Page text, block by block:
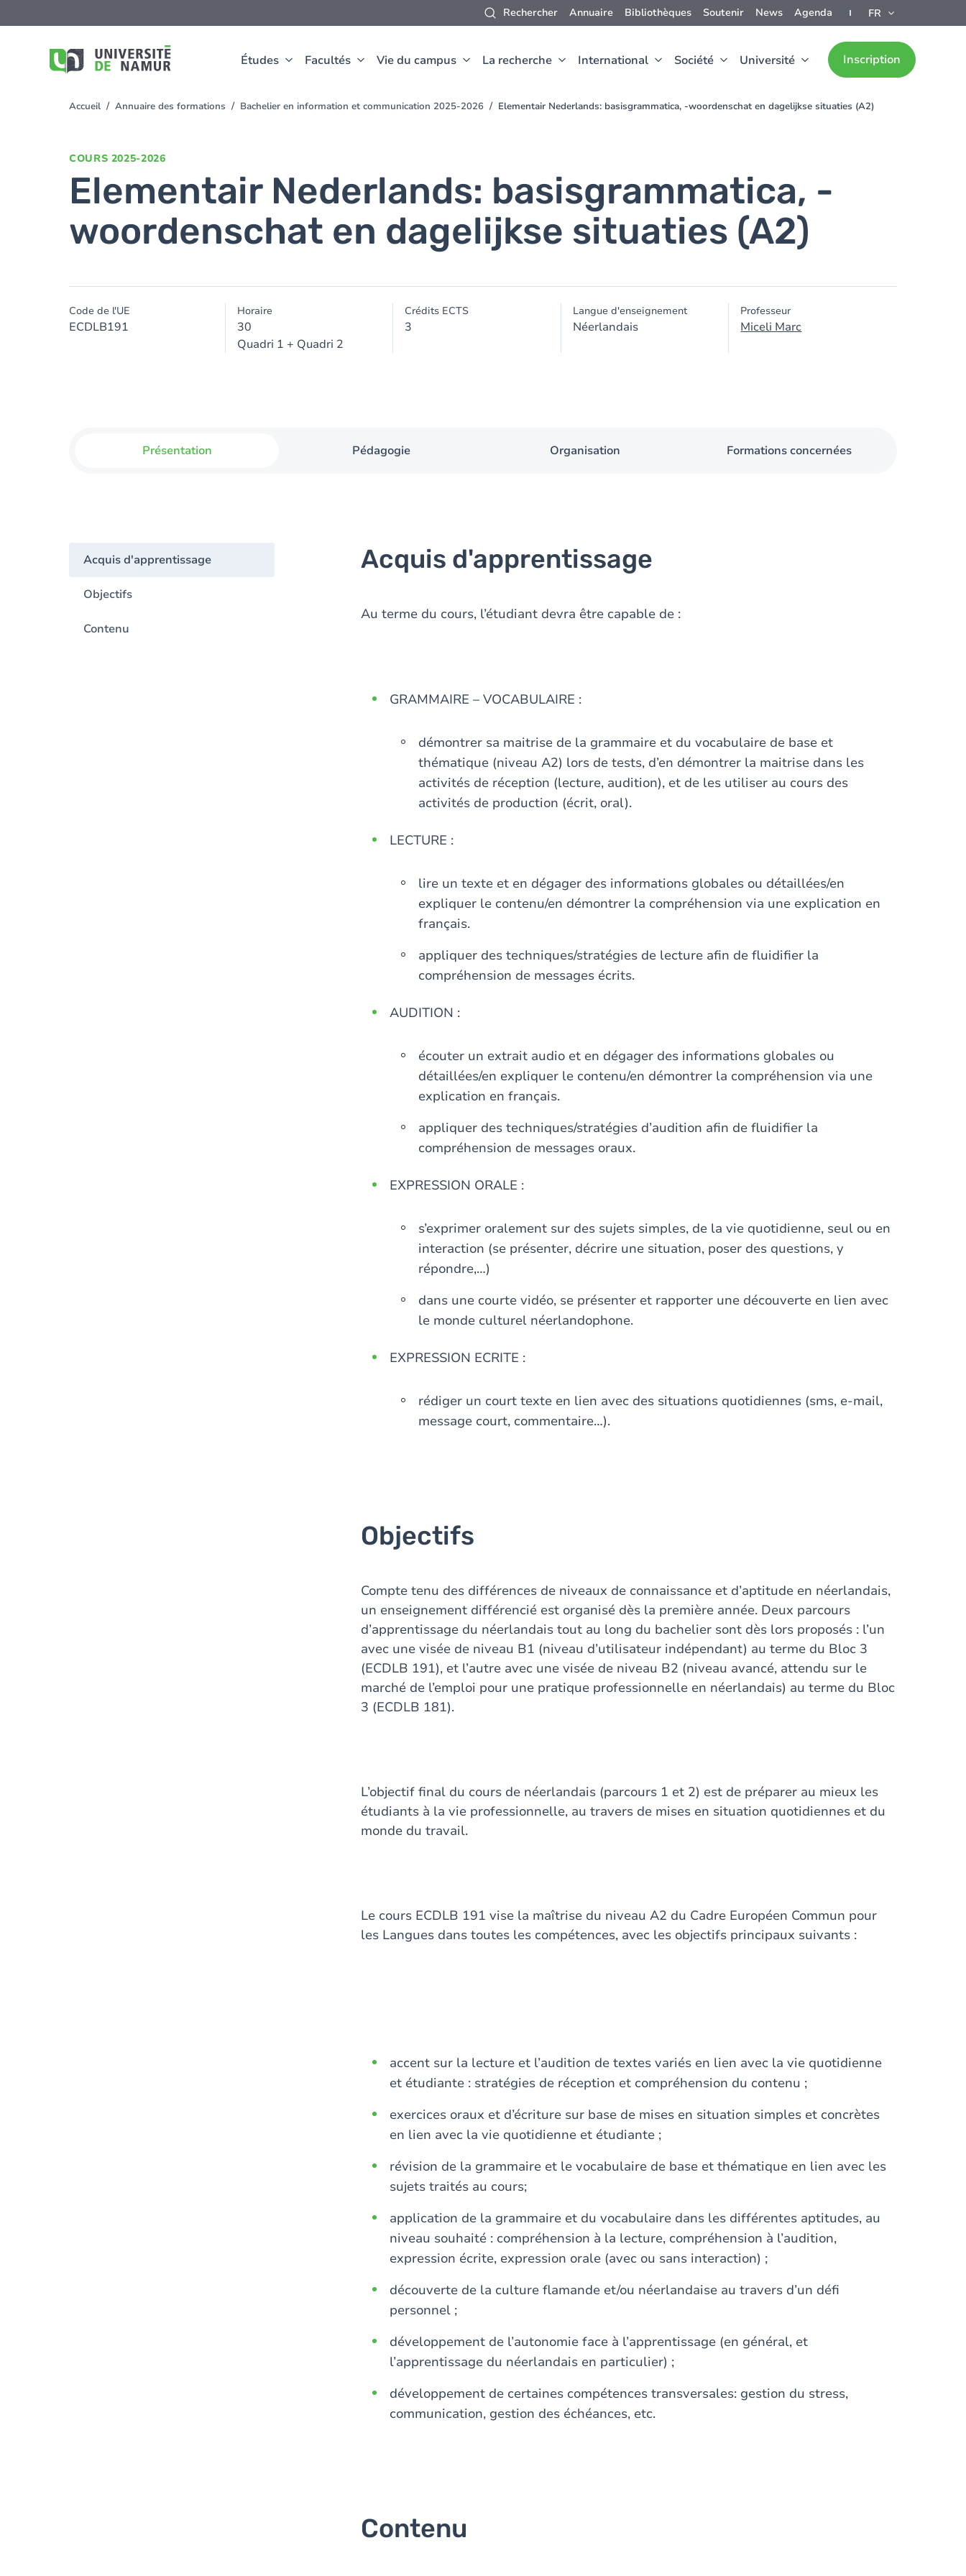
Rechercher Annuaire Bibliothèques Soutenir News Agenda FR
Études Facultés Vie du campus La recherche International Société Université Inscription
au
You
Accueil Annuaire des formations Bachelier en information et communication 2025-2026 Elementair Nederlands: basisgrammatica, -woordenschat en dagelijkse situaties (A2)
COURS 2025-2026
Elementair Nederlands: basisgrammatica, -
woordenschat en dagelijkse situaties (A2)
Code de l'UE
ECDLB191
Horaire
30
Quadri 1 + Quadri 2
Crédits ECTS
3
Langue d'enseignement
Néerlandais
Professeur
Miceli Marc
Présentation Pédagogie Organisation Formations concernées
Acquis d'apprentissage
Objectifs
Contenu
Acquis d'apprentissage
Au terme du cours, l’étudiant devra être capable de :
GRAMMAIRE – VOCABULAIRE :
démontrer sa maitrise de la grammaire et du vocabulaire de base et
thématique (niveau A2) lors de tests, d’en démontrer la maitrise dans les
activités de réception (lecture, audition), et de les utiliser au cours des
activités de production (écrit, oral).
LECTURE :
lire un texte et en dégager des informations globales ou détaillées/en
expliquer le contenu/en démontrer la compréhension via une explication en
français.
appliquer des techniques/stratégies de lecture afin de fluidifier la
compréhension de messages écrits.
AUDITION :
écouter un extrait audio et en dégager des informations globales ou
détaillées/en expliquer le contenu/en démontrer la compréhension via une
explication en français.
appliquer des techniques/stratégies d’audition afin de fluidifier la
compréhension de messages oraux.
EXPRESSION ORALE :
s’exprimer oralement sur des sujets simples, de la vie quotidienne, seul ou en
interaction (se présenter, décrire une situation, poser des questions, y
répondre,…)
dans une courte vidéo, se présenter et rapporter une découverte en lien avec
le monde culturel néerlandophone.
EXPRESSION ECRITE :
rédiger un court texte en lien avec des situations quotidiennes (sms, e-mail,
message court, commentaire…).
Objectifs
Compte tenu des différences de niveaux de connaissance et d’aptitude en néerlandais,
un enseignement différencié est organisé dès la première année. Deux parcours
d’apprentissage du néerlandais tout au long du bachelier sont dès lors proposés : l’un
avec une visée de niveau B1 (niveau d’utilisateur indépendant) au terme du Bloc 3
(ECDLB 191), et l’autre avec une visée de niveau B2 (niveau avancé, attendu sur le
marché de l’emploi pour une pratique professionnelle en néerlandais) au terme du Bloc
3 (ECDLB 181).
L’objectif final du cours de néerlandais (parcours 1 et 2) est de préparer au mieux les
étudiants à la vie professionnelle, au travers de mises en situation quotidiennes et du
monde du travail.
Le cours ECDLB 191 vise la maîtrise du niveau A2 du Cadre Européen Commun pour
les Langues dans toutes les compétences, avec les objectifs principaux suivants :
accent sur la lecture et l’audition de textes variés en lien avec la vie quotidienne
et étudiante : stratégies de réception et compréhension du contenu ;
exercices oraux et d’écriture sur base de mises en situation simples et concrètes
en lien avec la vie quotidienne et étudiante ;
révision de la grammaire et le vocabulaire de base et thématique en lien avec les
sujets traités au cours;
application de la grammaire et du vocabulaire dans les différentes aptitudes, au
niveau souhaité : compréhension à la lecture, compréhension à l’audition,
expression écrite, expression orale (avec ou sans interaction) ;
découverte de la culture flamande et/ou néerlandaise au travers d’un défi
personnel ;
développement de l’autonomie face à l’apprentissage (en général, et
l’apprentissage du néerlandais en particulier) ;
développement de certaines compétences transversales: gestion du stress,
communication, gestion des échéances, etc.
Contenu